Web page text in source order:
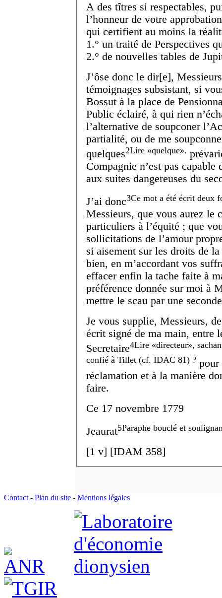
A des tîtres si respectables,
l’honneur de votre
qui certifient au moins la
1.° un traité de Perspectives
2.° de nouvelles tables de
J’ôse donc le dir[e],
témoignages subsistant, si
Bossut à la place de
Public éclairé, à qui rien
l’alternative de soupconer
partialité, ou de me
quelques2Lire quelque .
Compagnie n’est pas
aux suites dangereuses du
J’ai donc3Ce mot a été écrit deux
Messieurs, que vous aurez le
particuliers à l’équité ; que
sollicitations de l’amour
si aisement sur les droits de
bien, en m’accordant vos
effacer enfin la tache faite à
préférence donnée sur moi à
mettre le scau par une
Je vous supplie, Messieurs,
écrit signé de ma main, entre
Secretaire4Lire directeur ,
confié à Tillet (cf. IDAC 81) ?
réclamation et à la manière
faire.
Ce 17 novembre 1779
Jeaurat5Paraphe bouclé et
[1 v] [IDAM 358]
Contact - Plan du site - Mentions légales